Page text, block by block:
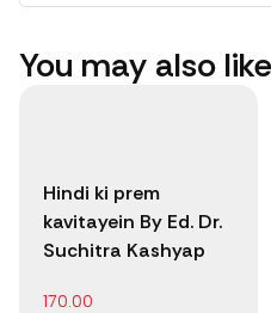
You may also
Hindi ki prem
kavitayein By Ed. Dr.
Suchitra Kashyap
170.00